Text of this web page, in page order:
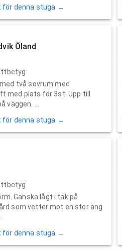
för denna stuga →
Öland
två sovrum med
med plats för 3st. Upp till
...
för denna stuga →
Ganska lågt i tak på
som vetter mot en stor äng
för denna stuga →